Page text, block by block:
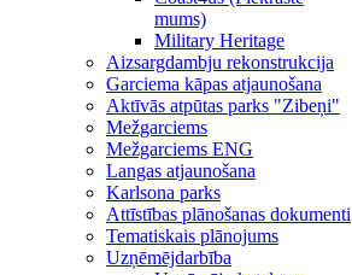
mums)
Military Heritage
Aizsargdambju rekonstrukcija
Garciema kāpas atjaunošana
Aktīvās atpūtas parks "Zibeņi"
Mežgarciems
Mežgarciems ENG
Langas atjaunošana
Karlsona parks
Attīstības plānošanas dokumenti
Tematiskais plānojums
Uzņēmējdarbība